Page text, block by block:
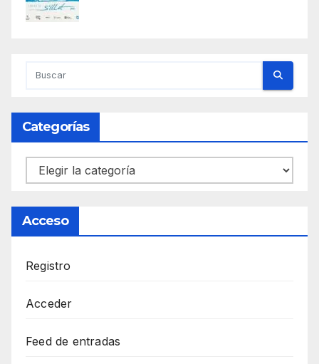
Categorías
Categorías
Acceso
Registro
Acceder
Feed de entradas